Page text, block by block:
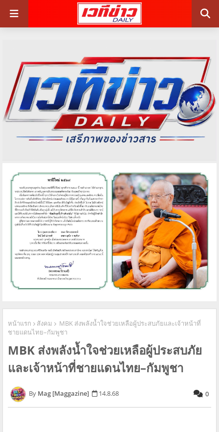
หน้าแรก สังคม
MBK ส่งพลังน้ำใจช่วยเหลือผู้ประสบภัยและเจ้าหน้าที่
ชายแดนไทย–กัมพูชา
MBK ส่งพลังน้ำใจช่วยเหลือผู้ประสบภัย
และเจ้าหน้าที่ชายแดนไทย–กัมพูชา
Mag [Maggazine] 14.8.68 0